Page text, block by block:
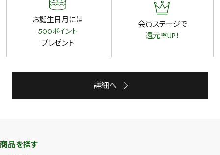
お誕生日月には
500ポイント
プレゼント
会員ステージで
還元率UP！
詳細へ
商品を探す